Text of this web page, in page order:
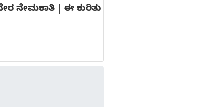
ನೇಮಕಾತಿ | ಈ ಕುರಿತು